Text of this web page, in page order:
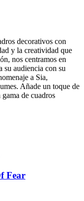
decorativos con
y la creatividad que
nos centramos en
su audiencia con su
a Sia,
Añade un toque de
de cuadros
Fear